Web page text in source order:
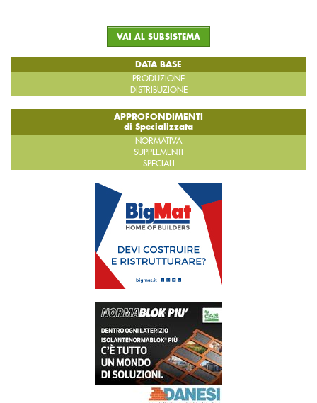
VAI AL SUBSISTEMA
DATA BASE
PRODUZIONE
DISTRIBUZIONE
APPROFONDIMENTI
di Specializzata
NORMATIVA
SUPPLEMENTI
SPECIALI